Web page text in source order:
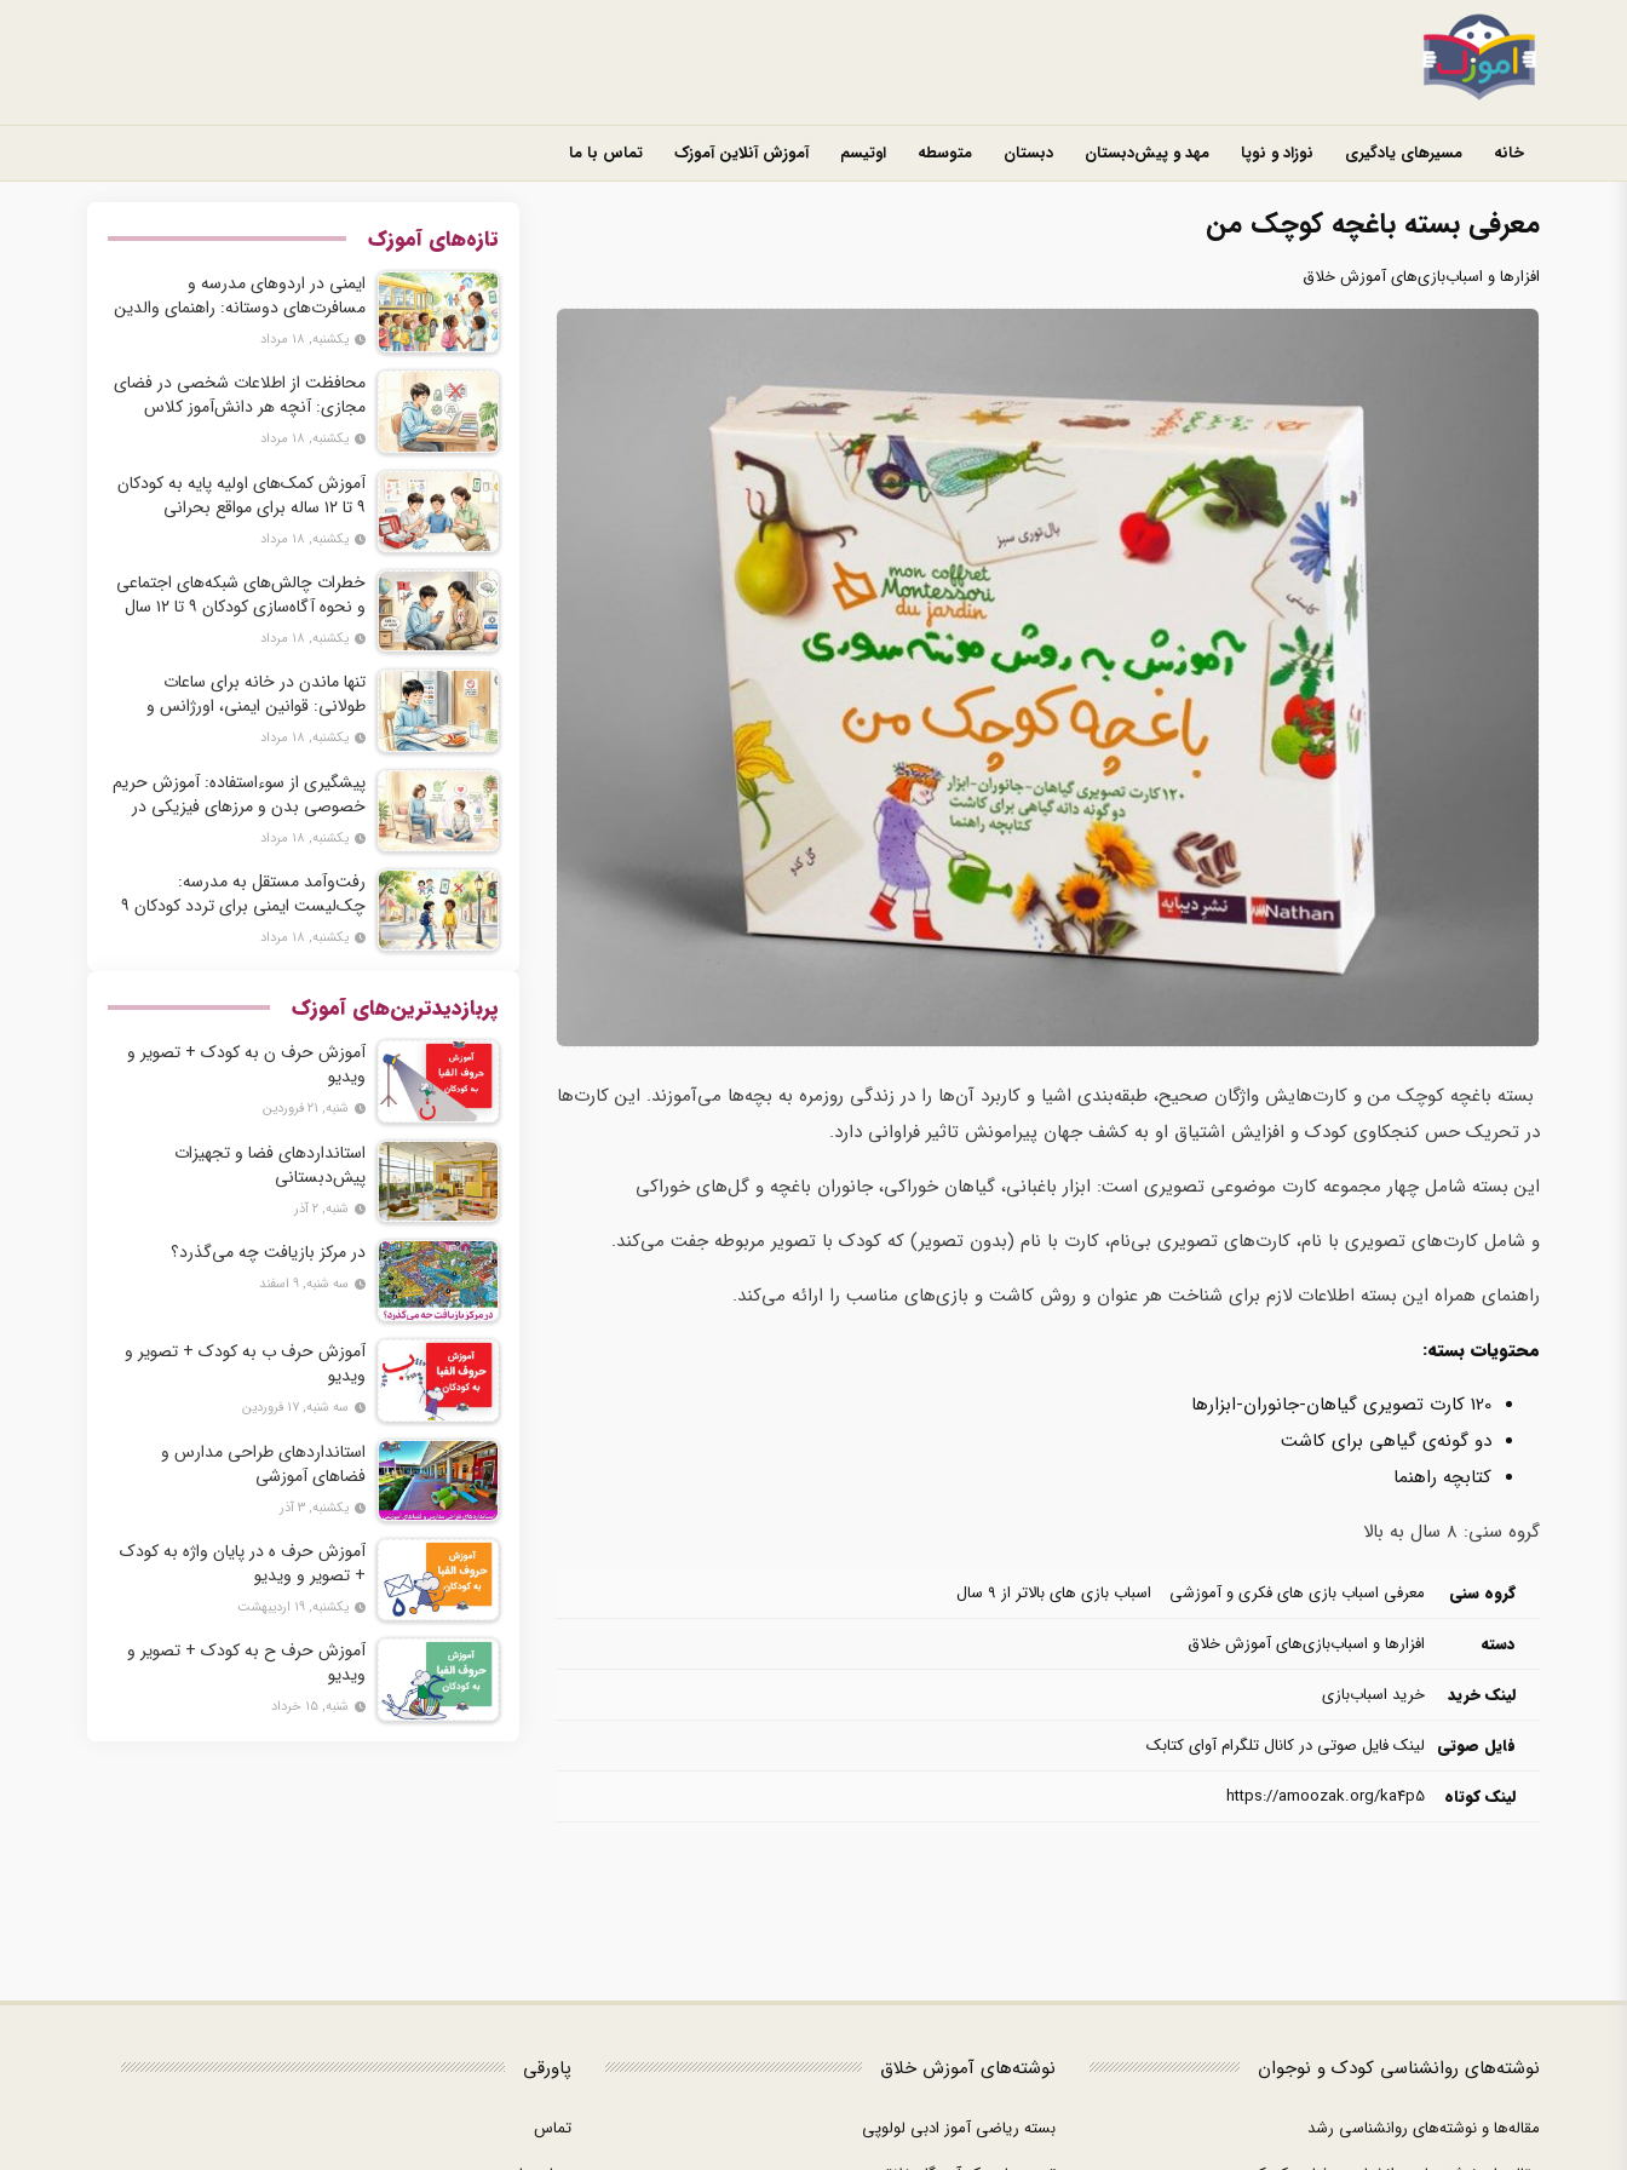
خانه مسیرهای یادگیری نوزاد و نوپا مهد و پیش‌دبستان دبستان متوسطه اوتیسم آموزش آنلاین آموزک تماس با ما
معرفی بسته باغچه کوچک من
افزارها و اسباب‌بازی‌های آموزش خلاق
بسته باغچه کوچک من و کارت‌هایش واژگان صحیح، طبقه‌بندی اشیا و کاربرد آن‌ها را در زندگی روزمره به بچه‌ها می‌آموزند. این کارت‌ها
در تحریک حس کنجکاوی کودک و افزایش اشتیاق او به کشف جهان پیرامونش تاثیر فراوانی دارد.
این بسته شامل چهار مجموعه کارت موضوعی تصویری است: ابزار باغبانی، گیاهان خوراکی، جانوران باغچه و گل‌های خوراکی
و شامل کارت‌های تصویری با نام، کارت‌های تصویری بی‌نام، کارت با نام (بدون تصویر) که کودک با تصویر مربوطه جفت می‌کند.
راهنمای همراه این بسته اطلاعات لازم برای شناخت هر عنوان و روش کاشت و بازی‌های مناسب را ارائه می‌کند.
محتویات بسته:
120 کارت تصویری گیاهان-جانوران-ابزارها
دو گونه‌ی گیاهی برای کاشت
کتابچه راهنما
گروه سنی: 8 سال به بالا
گروه سنی معرفی اسباب بازی های فکری و آموزشی
اسباب بازی های بالاتر از ۹ سال
دسته
افزارها و اسباب‌بازی‌های آموزش خلاق
لینک خرید
خرید اسباب‌بازی
فایل صوتی لینک فایل صوتی در کانال تلگرام آوای کتابک
لینک کوتاه
https://amoozak.org/ka4p5
تازه‌های آموزک
ایمنی در اردوهای مدرسه و
مسافرت‌های دوستانه: راهنمای والدین
نگرانیکشنبه, ۱۸ مرداد
محافظت از اطلاعات شخصی در فضای
مجازی: آنچه هر دانش‌آموز کلاس
ششم باید بداند
یکشنبه, ۱۸ مرداد
آموزش کمک‌های اولیه پایه به کودکان
۹ تا ۱۲ ساله برای مواقع بحرانی
یکشنبه, ۱۸ مرداد
خطرات چالش‌های شبکه‌های اجتماعی
و نحوه آگاه‌سازی کودکان ۹ تا ۱۲ سال
یکشنبه, ۱۸ مرداد
تنها ماندن در خانه برای ساعات
طولانی: قوانین ایمنی، اورژانس و
مدیریت زمان برای کودکان ۹ تا ۱۲ سال
یکشنبه, ۱۸ مرداد
پیشگیری از سوءاستفاده: آموزش حریم
خصوصی بدن و مرزهای فیزیکی در
آستانه بلوغ
یکشنبه, ۱۸ مرداد
رفت‌وآمد مستقل به مدرسه:
چک‌لیست ایمنی برای تردد کودکان ۹
تا ۱۲ سال در شهر یکشنبه, ۱۸ مرداد
پربازدیدترین‌های آموزک
آموزش حرف ن به کودک + تصویر و
ویدیو
شنبه, ۲۱ فروردین
استانداردهای فضا و تجهیزات
پیش‌دبستانی
شنبه, ۲ آذر
در مرکز بازیافت چه می‌گذرد؟
سه شنبه, ۹ اسفند
آموزش حرف ب به کودک + تصویر و
ویدیو
سه شنبه, ۱۷ فروردین
استانداردهای طراحی مدارس و
فضاهای آموزشی
یکشنبه, ۳ آذر
آموزش حرف ه در پایان واژه به کودک
+ تصویر و ویدیو
یکشنبه, ۱۹ اردیبهشت
آموزش حرف ح به کودک + تصویر و
ویدیو
شنبه, ۱۵ خرداد
نوشته‌های روانشناسی کودک و نوجوان
مقاله‌ها و نوشته‌های روانشناسی رشد
نوشته‌های آموزش خلاق
بسته ریاضی آموز ادبی لولوپی
پاورقی
تماس